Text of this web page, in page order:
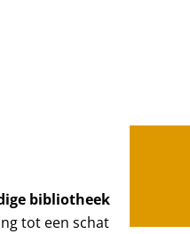
bibliotheek
tot een schat